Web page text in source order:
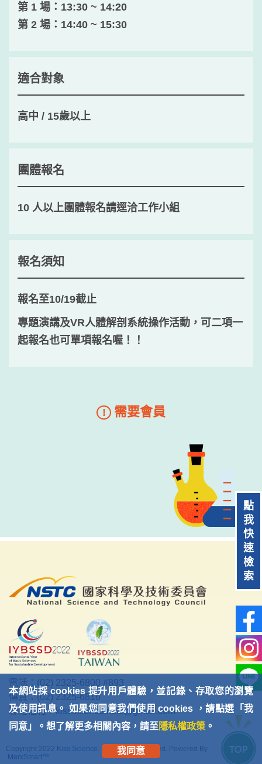
第 1 場：13:30 ~ 14:20
第 2 場：14:40 ~ 15:30
適合對象
高中 / 15歲以上
團體報名
10 人以上團體報名請逕洽工作小組
報名須知
報名至10/19截止
專題演講及VR人體解剖系統操作活動，可二項一
起報名也可單項報名喔！！
需要會員
電話：(02) 2325-6800 #893
傳真：(02) 2325-6816
聯絡信箱：kissscience.nstc@gmail.com
Copyright 2022 Kiss Science. All Rights Reserved. Powered By
MerxSmart™ .
點
我
快
速
檢
索
本網站採 cookies 提升用戶體驗，並記錄、存取您的瀏覽
及使用訊息。 如果您同意我們使用 cookies ，請點選「我
同意」。想了解更多相關內容，請至 隱私權政策 。
我同意